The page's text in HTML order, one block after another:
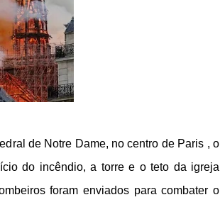
de Notre Dame, no centro de Paris , o
do incêndio, a torre e o teto da igreja
foram enviados para combater o